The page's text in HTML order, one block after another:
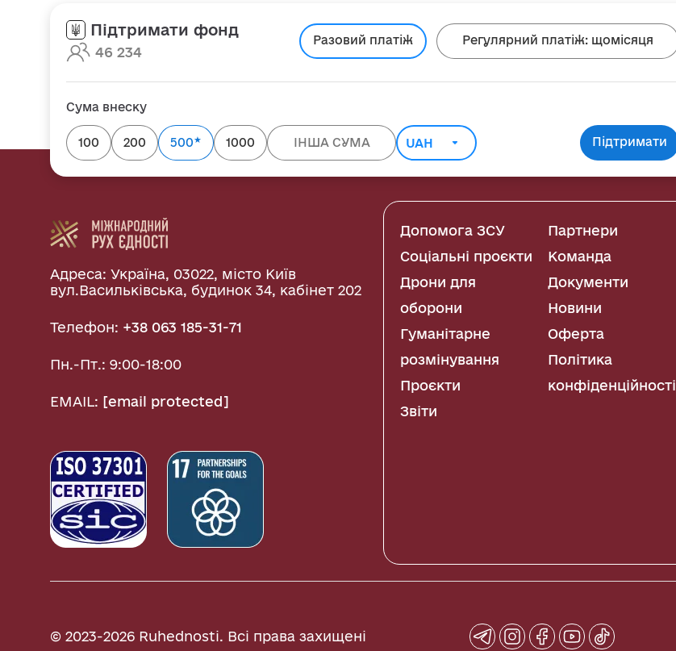
Підтримати фонд
46 234
Разовий платіж Регулярний платіж: щомісяця
Сума внеску
100 200 500★ 1000 Підтримати
Адреса: Україна, 03022, місто Київ
вул.Васильківська, будинок 34, кабінет 202
Телефон: +38 063 185-31-71
Пн.-Пт.: 9:00-18:00
EMAIL: [email protected]
Допомога ЗСУ
Соціальні проєкти
Дрони для
оборони
Гуманітарне
розмінування
Проєкти
Звіти
Партнери
Команда
Документи
Новини
Оферта
Політика
конфіденційності
© 2023-2026 Ruhednosti. Всі права захищені